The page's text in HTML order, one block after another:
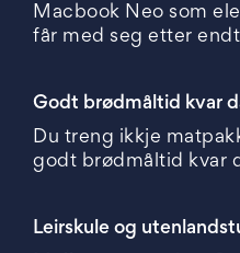
Macbook Neo som
får med seg etter
Godt brødmåltid kvar
Du treng ikkje
godt brødmåltid kvar
Leirskule og